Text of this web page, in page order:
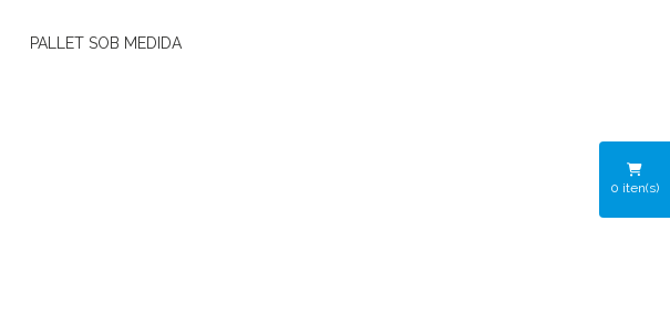
PALLET SOB MEDIDA
0 iten(s)